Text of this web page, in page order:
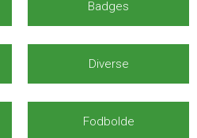
Badges
Diverse
Fodbolde